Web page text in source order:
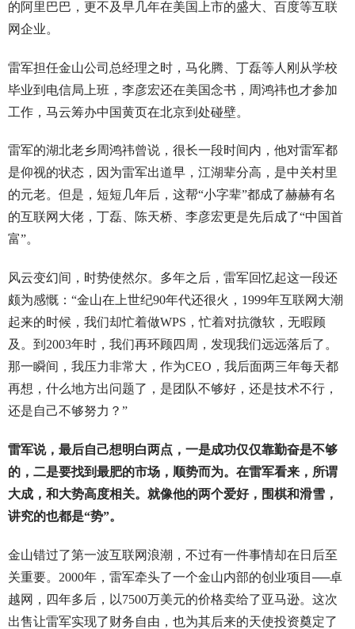
的阿里巴巴，更不及早几年在美国上市的盛大、百度等互联
网企业。
雷军担任金山公司总经理之时，马化腾、丁磊等人刚从学校
毕业到电信局上班，李彦宏还在美国念书，周鸿祎也才参加
工作，马云筹办中国黄页在北京到处碰壁。
雷军的湖北老乡周鸿祎曾说，很长一段时间内，他对雷军都
是仰视的状态，因为雷军出道早，江湖辈分高，是中关村里
的元老。但是，短短几年后，这帮“小字辈”都成了赫赫有名
的互联网大佬，丁磊、陈天桥、李彦宏更是先后成了“中国首
富”。
风云变幻间，时势使然尔。多年之后，雷军回忆起这一段还
颇为感慨：“金山在上世纪90年代还很火，1999年互联网大潮
起来的时候，我们却忙着做WPS，忙着对抗微软，无暇顾
及。到2003年时，我们再环顾四周，发现我们远远落后了。
那一瞬间，我压力非常大，作为CEO，我后面两三年每天都
再想，什么地方出问题了，是团队不够好，还是技术不行，
还是自己不够努力？”
雷军说，最后自己想明白两点，一是成功仅仅靠勤奋是不够
的，二是要找到最肥的市场，顺势而为。在雷军看来，所谓
大成，和大势高度相关。就像他的两个爱好，围棋和滑雪，
讲究的也都是“势”。
金山错过了第一波互联网浪潮，不过有一件事情却在日后至
关重要。2000年，雷军牵头了一个金山内部的创业项目──卓
越网，四年多后，以7500万美元的价格卖给了亚马逊。这次
出售让雷军实现了财务自由，也为其后来的天使投资奠定了